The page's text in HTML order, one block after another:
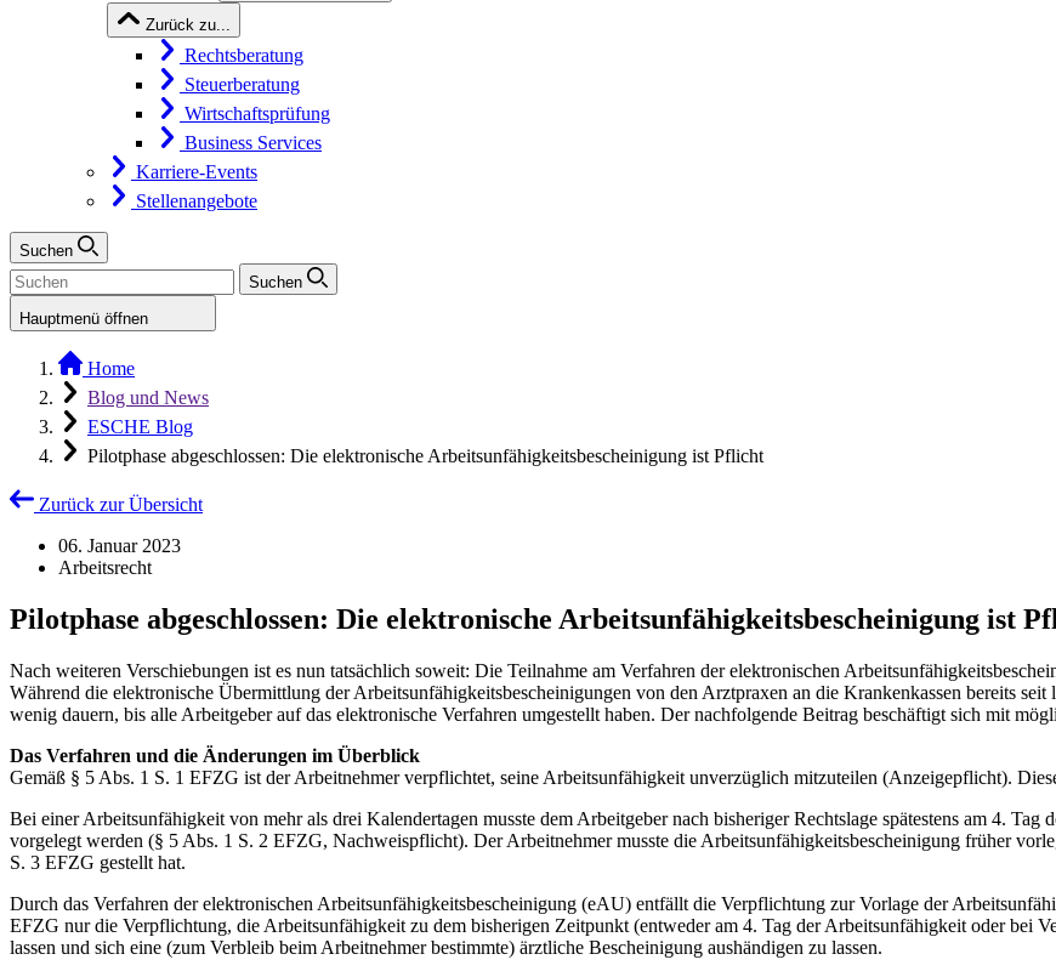
Zurück zu...
Rechtsberatung
Steuerberatung
Wirtschaftsprüfung
Business Services
Karriere-Events
Stellenangebote
Suchen
Suchen
Hauptmenü öffnen
Home
Blog und News
ESCHE Blog
Pilotphase abgeschlossen: Die elektronische Arbeitsunfähigkeitsbescheinigung ist Pflicht
Zurück zur Übersicht
06. Januar 2023
Arbeitsrecht
Pilotphase abgeschlossen: Die elektronische Arbeitsunfähigkeitsbescheinigung ist
Nach weiteren Verschiebungen ist es nun tatsächlich soweit: Die Teilnahme am Verfahren der elektronischen
Während die elektronische Übermittlung der Arbeitsunfähigkeitsbescheinigungen von den Arztpraxen an die Krankenkassen bereits
wenig dauern, bis alle Arbeitgeber auf das elektronische Verfahren umgestellt haben. Der nachfolgende Beitrag beschäftigt sich mit
Das Verfahren und die Änderungen im Überblick
Gemäß § 5 Abs. 1 S. 1 EFZG ist der Arbeitnehmer verpflichtet, seine Arbeitsunfähigkeit unverzüglich mitzuteilen (Anzeigepflicht).
Bei einer Arbeitsunfähigkeit von mehr als drei Kalendertagen musste dem Arbeitgeber nach bisheriger Rechtslage spätestens am 4.
vorgelegt werden (§ 5 Abs. 1 S. 2 EFZG, Nachweispflicht). Der Arbeitnehmer musste die Arbeitsunfähigkeitsbescheinigung früher
S. 3 EFZG gestellt hat.
Durch das Verfahren der elektronischen Arbeitsunfähigkeitsbescheinigung (eAU) entfällt die Verpflichtung zur Vorlage der
EFZG nur die Verpflichtung, die Arbeitsunfähigkeit zu dem bisherigen Zeitpunkt (entweder am 4. Tag der Arbeitsunfähigkeit oder bei
lassen und sich eine (zum Verbleib beim Arbeitnehmer bestimmte) ärztliche Bescheinigung aushändigen zu lassen.